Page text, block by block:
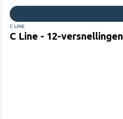
C LINE
C Line - 12-versnellingen